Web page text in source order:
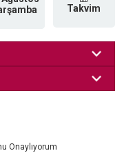
Takvim
Onaylıyorum